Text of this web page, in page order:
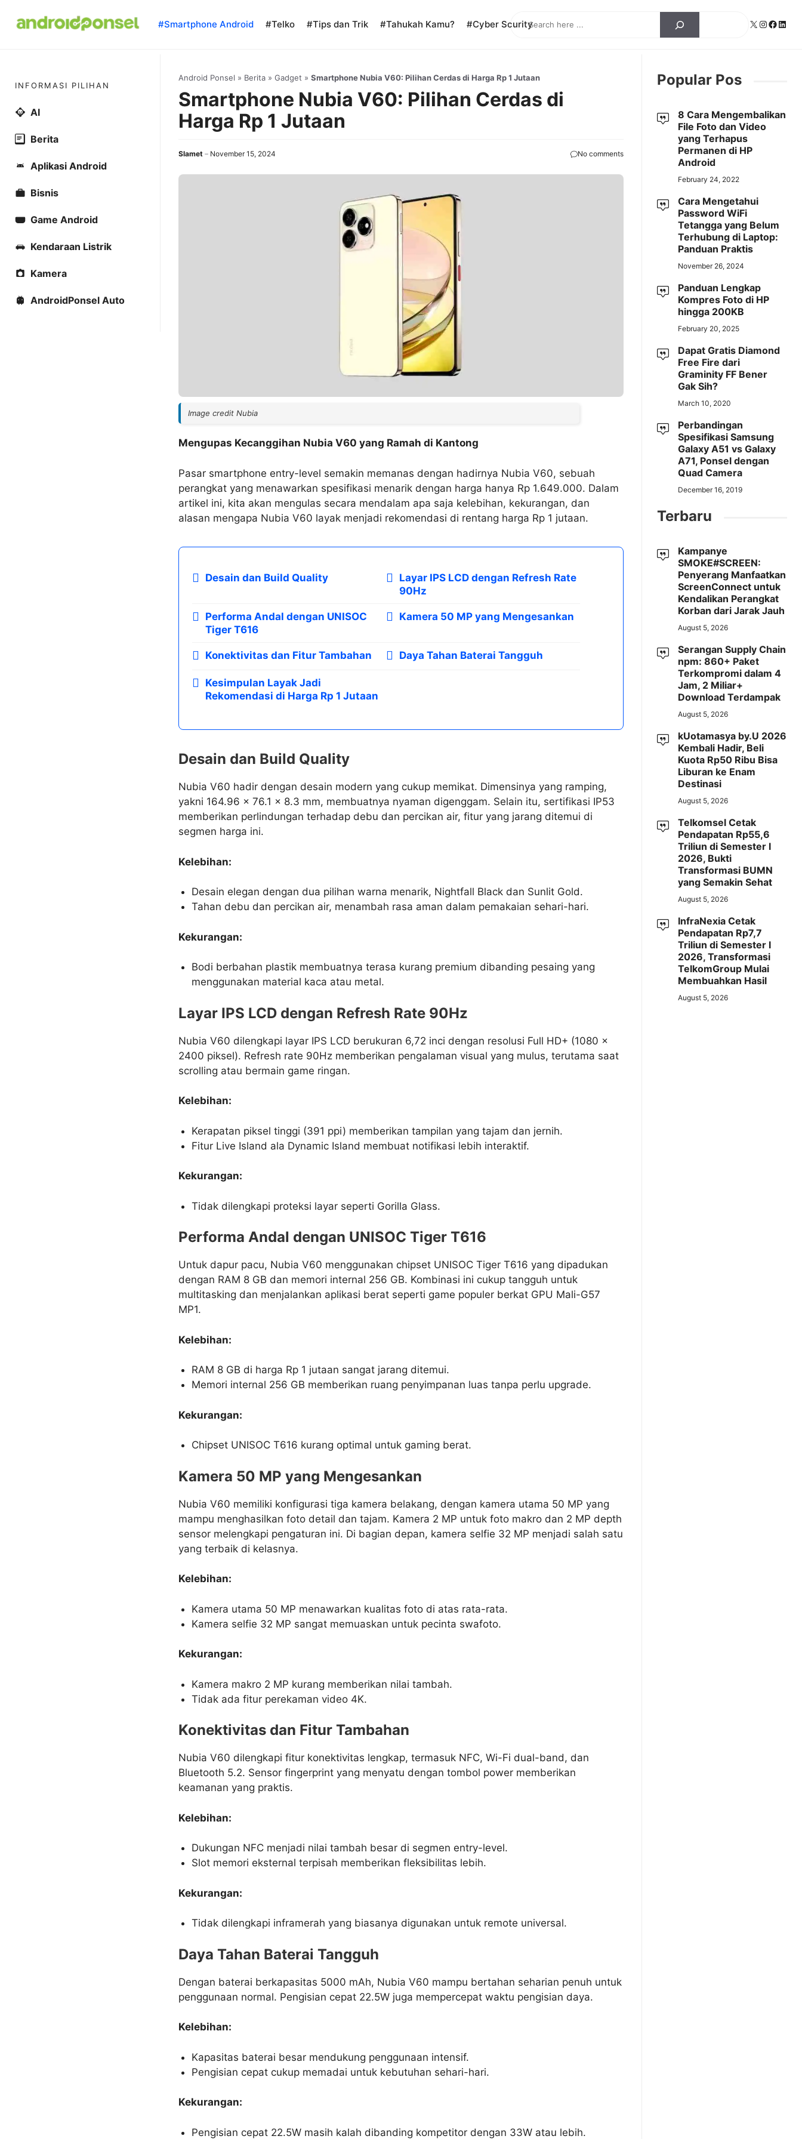
Search X Instagram
#Smartphone Android #Telko #Tips dan Trik #Tahukah Kamu? #Cyber Scurity
Android Ponsel » Berita» Gadget » Smartphone Nubia V60: Pilihan Cerdas di Harga Rp 1 Jutaan
Smartphone Nubia V60: Pilihan Cerdas di
Harga Rp 1 Jutaan
Slamet November 15, 2024 No comments
Image credit Nubia
Mengupas Kecanggihan Nubia V60 yang Ramah di Kantong
Pasar smartphone entry-level semakin memanas dengan hadirnya Nubia V60, sebuah
perangkat yang menawarkan spesifikasi menarik dengan harga hanya Rp 1.649.000. Dalam
artikel ini, kita akan mengulas secara mendalam apa saja kelebihan, kekurangan, dan
alasan mengapa Nubia V60 layak menjadi rekomendasi di rentang harga Rp 1 jutaan.
Desain dan Build Quality
Layar IPS LCD dengan Refresh Rate
90Hz
Performa Andal dengan UNISOC
Tiger T616
Kamera 50 MP yang Mengesankan
Konektivitas dan Fitur Tambahan Daya Tahan Baterai Tangguh
Kesimpulan Layak Jadi
Rekomendasi di Harga Rp 1 Jutaan
Desain dan Build Quality
Nubia V60 hadir dengan desain modern yang cukup memikat. Dimensinya yang ramping,
yakni 164.96 x 76.1 x 8.3 mm, membuatnya nyaman digenggam. Selain itu, sertifikasi IP53
memberikan perlindungan terhadap debu dan percikan air, fitur yang jarang ditemui di
segmen harga ini.
Kelebihan:
Desain elegan dengan dua pilihan warna menarik, Nightfall Black dan Sunlit Gold.
Tahan debu dan percikan air, menambah rasa aman dalam pemakaian sehari-hari.
Kekurangan:
Bodi berbahan plastik membuatnya terasa kurang premium dibanding pesaing yang
menggunakan material kaca atau metal.
Layar IPS LCD dengan Refresh Rate 90Hz
Nubia V60 dilengkapi layar IPS LCD berukuran 6,72 inci dengan resolusi Full HD+ (1080 x
2400 piksel). Refresh rate 90Hz memberikan pengalaman visual yang mulus, terutama saat
scrolling atau bermain game ringan.
Kelebihan:
Kerapatan piksel tinggi (391 ppi) memberikan tampilan yang tajam dan jernih.
Fitur Live Island ala Dynamic Island membuat notifikasi lebih interaktif.
Kekurangan:
Tidak dilengkapi proteksi layar seperti Gorilla Glass.
Performa Andal dengan UNISOC Tiger T616
Untuk dapur pacu, Nubia V60 menggunakan chipset UNISOC Tiger T616 yang dipadukan
dengan RAM 8 GB dan memori internal 256 GB. Kombinasi ini cukup tangguh untuk
multitasking dan menjalankan aplikasi berat seperti game populer berkat GPU Mali-G57
MP1.
Kelebihan:
RAM 8 GB di harga Rp 1 jutaan sangat jarang ditemui.
Memori internal 256 GB memberikan ruang penyimpanan luas tanpa perlu upgrade.
Kekurangan:
Chipset UNISOC T616 kurang optimal untuk gaming berat.
Kamera 50 MP yang Mengesankan
Nubia V60 memiliki konfigurasi tiga kamera belakang, dengan kamera utama 50 MP yang
mampu menghasilkan foto detail dan tajam. Kamera 2 MP untuk foto makro dan 2 MP depth
sensor melengkapi pengaturan ini. Di bagian depan, kamera selfie 32 MP menjadi salah satu
yang terbaik di kelasnya.
Kelebihan:
Kamera utama 50 MP menawarkan kualitas foto di atas rata-rata.
Kamera selfie 32 MP sangat memuaskan untuk pecinta swafoto.
Kekurangan:
Kamera makro 2 MP kurang memberikan nilai tambah.
Tidak ada fitur perekaman video 4K.
Konektivitas dan Fitur Tambahan
Nubia V60 dilengkapi fitur konektivitas lengkap, termasuk NFC, Wi-Fi dual-band, dan
Bluetooth 5.2. Sensor fingerprint yang menyatu dengan tombol power memberikan
keamanan yang praktis.
Kelebihan:
Dukungan NFC menjadi nilai tambah besar di segmen entry-level.
Slot memori eksternal terpisah memberikan fleksibilitas lebih.
Kekurangan:
Tidak dilengkapi inframerah yang biasanya digunakan untuk remote universal.
Daya Tahan Baterai Tangguh
Dengan baterai berkapasitas 5000 mAh, Nubia V60 mampu bertahan seharian penuh untuk
penggunaan normal. Pengisian cepat 22.5W juga mempercepat waktu pengisian daya.
Kelebihan:
Kapasitas baterai besar mendukung penggunaan intensif.
Pengisian cepat cukup memadai untuk kebutuhan sehari-hari.
Kekurangan:
Pengisian cepat 22.5W masih kalah dibanding kompetitor dengan 33W atau lebih.
INFORMASI PILIHAN
AI
Berita
Aplikasi Android
Bisnis
Game Android
Kendaraan Listrik
Kamera
AndroidPonsel Auto
Popular Pos
8 Cara Mengembalikan
File Foto dan Video
yang Terhapus
Permanen di HP
Android
February 24, 2022
Cara Mengetahui
Password WiFi
Tetangga yang Belum
Terhubung di Laptop:
Panduan Praktis
November 26, 2024
Panduan Lengkap
Kompres Foto di HP
hingga 200KB
February 20, 2025
Dapat Gratis Diamond
Free Fire dari
Graminity FF Bener
Gak Sih?
March 10, 2020
Perbandingan
Spesifikasi Samsung
Galaxy A51 vs Galaxy
A71, Ponsel dengan
Quad Camera
December 16, 2019
Terbaru
Kampanye
SMOKE#SCREEN:
Penyerang Manfaatkan
ScreenConnect untuk
Kendalikan Perangkat
Korban dari Jarak Jauh
August 5, 2026
Serangan Supply Chain
npm: 860+ Paket
Terkompromi dalam 4
Jam, 2 Miliar+
Download Terdampak
August 5, 2026
kUotamasya by.U 2026
Kembali Hadir, Beli
Kuota Rp50 Ribu Bisa
Liburan ke Enam
Destinasi
August 5, 2026
Telkomsel Cetak
Pendapatan Rp55,6
Triliun di Semester I
2026, Bukti
Transformasi BUMN
yang Semakin Sehat
August 5, 2026
InfraNexia Cetak
Pendapatan Rp7,7
Triliun di Semester I
2026, Transformasi
TelkomGroup Mulai
Membuahkan Hasil
August 5, 2026